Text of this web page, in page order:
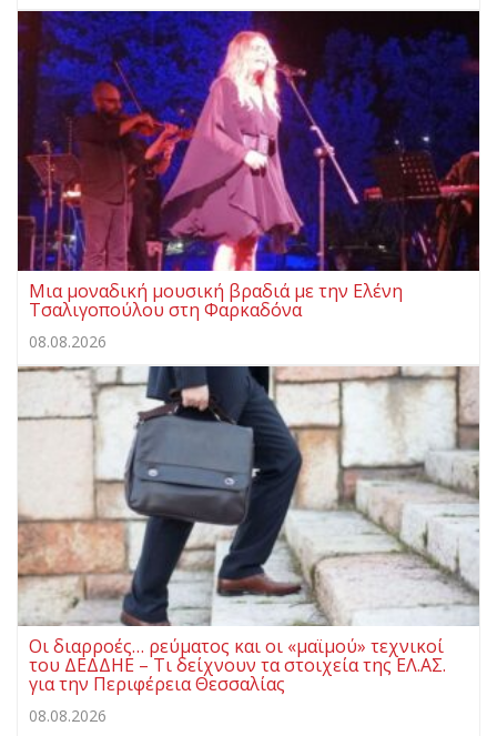
Μια μοναδική μουσική βραδιά με την Ελένη
Τσαλιγοπούλου στη Φαρκαδόνα
08.08.2026
Οι διαρροές… ρεύματος και οι «μαϊμού» τεχνικοί
του ΔΕΔΔΗΕ – Τι δείχνουν τα στοιχεία της ΕΛ.ΑΣ.
για την Περιφέρεια Θεσσαλίας
08.08.2026